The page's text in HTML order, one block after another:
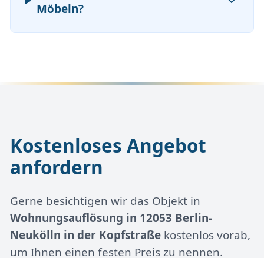
Möbeln?
Kostenloses Angebot
anfordern
Gerne besichtigen wir das Objekt in
Wohnungsauflösung in 12053 Berlin-
Neukölln in der Kopfstraßekostenlos vorab,
um Ihnen einen festen Preis zu nennen.